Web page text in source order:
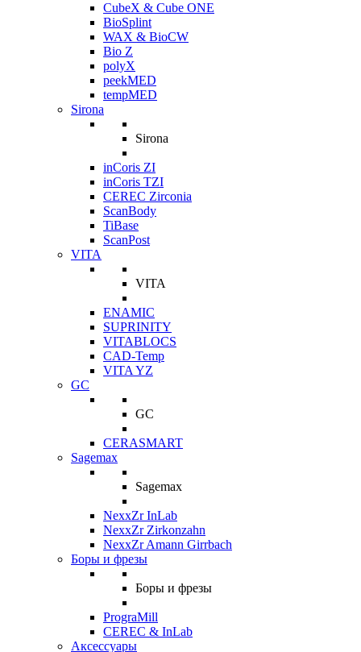
CubeX & Cube ONE
BioSplint
WAX & BioCW
Bio Z
polyX
peekMED
tempMED
Sirona
Sirona
inCoris ZI
inCoris TZI
CEREC Zirconia
ScanBody
TiBase
ScanPost
VITA
VITA
ENAMIC
SUPRINITY
VITABLOCS
CAD-Temp
VITA YZ
GC
GC
CERASMART
Sagemax
Sagemax
NexxZr InLab
NexxZr Zirkonzahn
NexxZr Amann Girrbach
Боры и фрезы
Боры и фрезы
PrograMill
CEREC & InLab
Аксессуары